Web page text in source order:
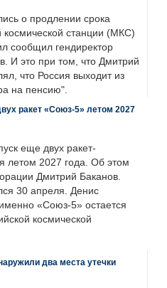
о продлении срока
станции (МКС)
сообщил гендиректор
И это при том, что Дмитрий
что Россия выходит из
на пенсию".
ракет «Союз-5» летом 2027
еще двух ракет-
летом 2027 года. Об этом
Дмитрий Баканов.
30 апреля. Денис
«Союз-5» остается
космической
два места утечки